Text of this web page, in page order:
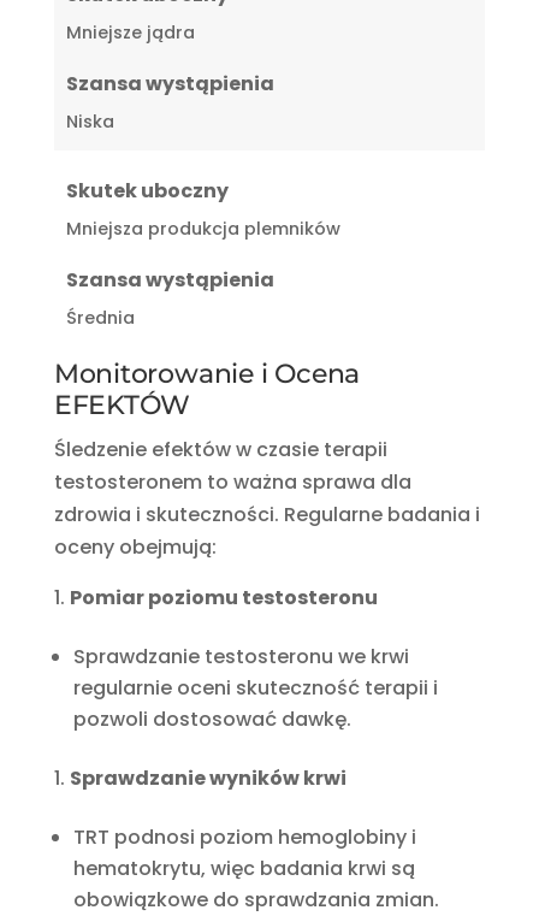
Mniejsze jądra
Szansa wystąpienia
Niska
Skutek uboczny
Mniejsza produkcja plemników
Szansa wystąpienia
Średnia
Monitorowanie i Ocena
EFEKTÓW
Śledzenie efektów w czasie terapii
testosteronem to ważna sprawa dla
zdrowia i skuteczności. Regularne badania i
oceny obejmują:
Pomiar poziomu testosteronu
Sprawdzanie testosteronu we krwi
regularnie oceni skuteczność terapii i
pozwoli dostosować dawkę.
Sprawdzanie wyników krwi
TRT podnosi poziom hemoglobiny i
hematokrytu, więc badania krwi są
obowiązkowe do sprawdzania zmian.